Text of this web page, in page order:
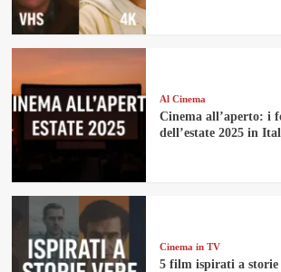
Al Cinema
Cinema all’aperto: i
dell’estate 2025 in
Cinema in TV
5 film ispirati a storie